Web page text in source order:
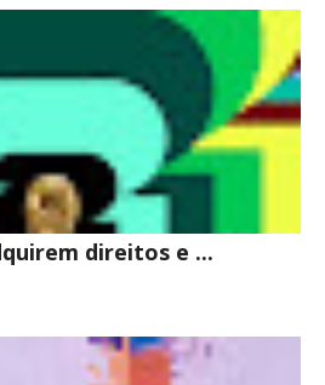
direitos e ...